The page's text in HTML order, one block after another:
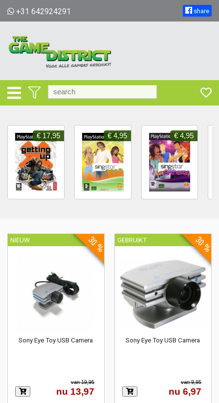
+31 642924291 share
€ 17,95 € 4,95 € 4,95
NIEUW
Sony Eye Toy USB Camera
30 %
van 19,95
nu 13,97
GEBRUIKT
Sony Eye Toy USB Camera
30 %
van 9,95
nu 6,97